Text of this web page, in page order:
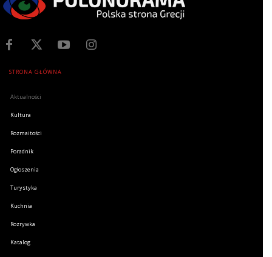
STRONA GŁÓWNA
Aktualności
Kultura
Rozmaitości
Poradnik
Ogłoszenia
Turystyka
Kuchnia
Rozrywka
Katalog